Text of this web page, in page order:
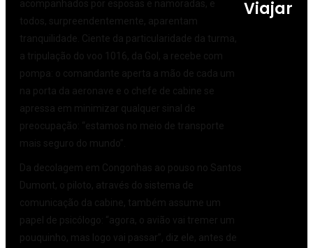
acompanhados por esposas e namoradas, e
todos, surpreendentemente, aparentam
tranquilidade. Ciente da particularidade da turma,
a tripulação do voo 1016, da Gol, a recebe com
pompa: o comandante aperta a mão de cada um
na porta da aeronave e o chefe de cabine se
apressa em minimizar qualquer sinal de
preocupação: “estamos no meio de transporte
mais seguro do mundo”.
Da decolagem em Congonhas ao pouso no Santos
Dumont, o piloto, através do sistema de
comunicação da cabine, também assume um
papel de psicólogo: “agora, o avião vai tremer um
pouquinho, mas logo vai passar”, diz ele, antes de
Viajar